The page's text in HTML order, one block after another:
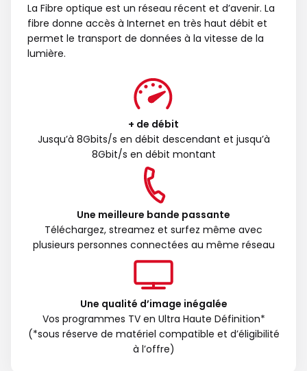
La Fibre optique est un réseau récent et d’avenir. La
fibre donne accès à Internet en très haut débit et
permet le transport de données à la vitesse de la
lumière.
+ de débit
Jusqu’à 8Gbits/s en débit descendant et jusqu’à
8Gbit/s en débit montant
Une meilleure bande passante
Téléchargez, streamez et surfez même avec
plusieurs personnes connectées au même réseau
Une qualité d’image inégalée
Vos programmes TV en Ultra Haute Définition*
(*sous réserve de matériel compatible et d’éligibilité
à l’offre)